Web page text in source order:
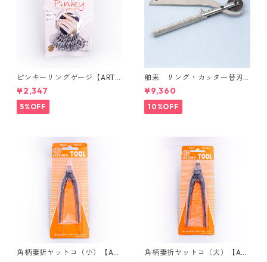
ピンキーリングゲージ【ART71
600】
¥2,347
5%OFF
舶来 リング・カッター替刃
付【ART49700】
¥9,360
10%OFF
角柄妻折ヤットコ（小）【ART
角柄妻折ヤットコ（大）【ART